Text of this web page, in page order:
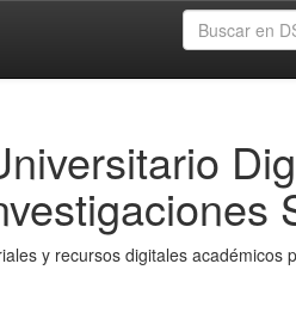
y recursos digitales